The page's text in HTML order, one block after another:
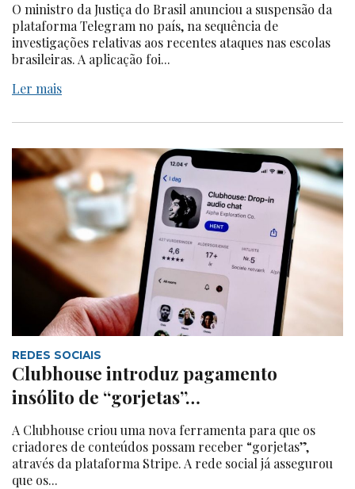
O ministro da Justiça do Brasil anunciou a suspensão da
plataforma Telegram no país, na sequência de
investigações relativas aos recentes ataques nas escolas
brasileiras. A aplicação foi...
Ler mais
REDES SOCIAIS
Clubhouse introduz pagamento
insólito de “gorjetas”…
A Clubhouse criou uma nova ferramenta para que os
criadores de conteúdos possam receber “gorjetas”,
através da plataforma Stripe. A rede social já assegurou
que os...